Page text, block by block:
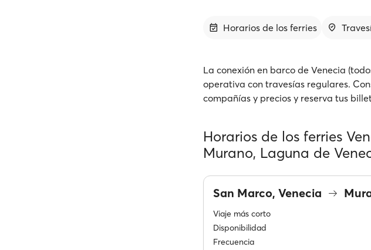
Horarios de los ferries
La conexión en barco de Venecia
operativa con travesías regulares.
compañías y precios y reserva tus
Horarios de los ferries
Murano, Laguna de
San Marco, Venecia
Viaje más corto
Disponibilidad
Frecuencia